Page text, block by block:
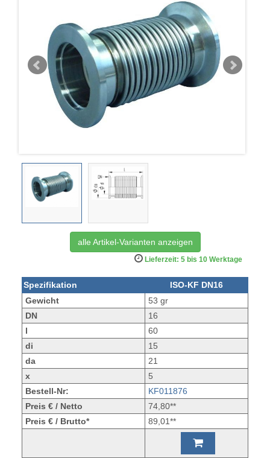
alle Artikel-Varianten anzeigen
Lieferzeit: 5 bis 10 Werktage
Spezifikation
ISO-KF DN16
Gewicht
53 gr
DN
16
l
60
di
15
da
21
x
5
Bestell-Nr:
KF011876
Preis € / Netto
74,80**
Preis € / Brutto*
89,01**